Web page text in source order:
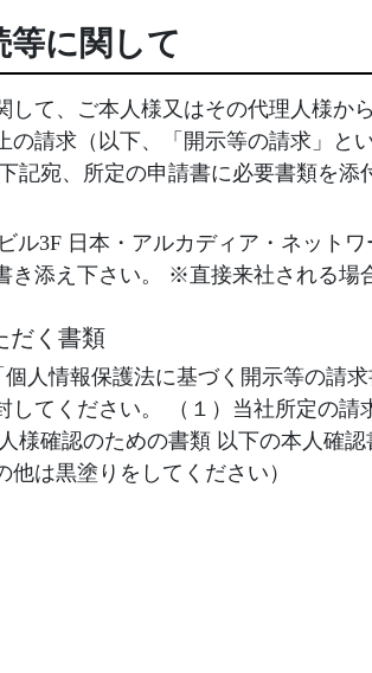
等に関して
て、ご本人様又はその代理人様か
請求（以下、「開示等の請求」と
記宛、所定の申請書に必要書類を添
ル3F 日本・アルカディア・ネッ
き添え下さい。 ※直接来社される
だく書類
個人情報保護法に基づく開示等の請
てください。 （１）当社所定の請
様確認のための書類 以下の本人確
他は黒塗りをしてください）